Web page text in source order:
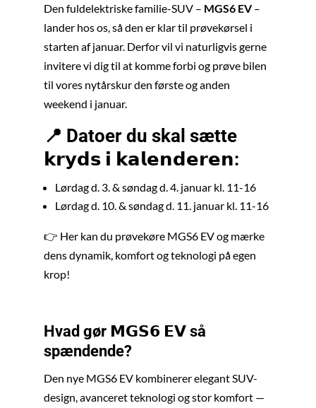
Den fuldelektriske familie-SUV – MGS6 EV–
lander hos os, så den er klar til prøvekørsel i
starten af januar. Derfor vil vi naturligvis gerne
invitere vi dig til at komme forbi og prøve bilen
til vores nytårskur den første og anden
weekend i januar.
📍 Datoer du skal sætte
𝗸𝗿𝘆𝗱𝘀 𝗶 𝗸𝗮𝗹𝗲𝗻𝗱𝗲𝗿𝗲𝗻:
Lørdag d. 3. & søndag d. 4. januar kl. 11-16
Lørdag d. 10. & søndag d. 11. januar kl. 11-16
👉 Her kan du prøvekøre MGS6 EV og mærke
dens dynamik, komfort og teknologi på egen
krop!
Hvad gør 𝗠𝗚𝗦𝟲 𝗘𝗩 så
spændende?
Den nye MGS6 EV kombinerer elegant SUV-
design, avanceret teknologi og stor komfort —